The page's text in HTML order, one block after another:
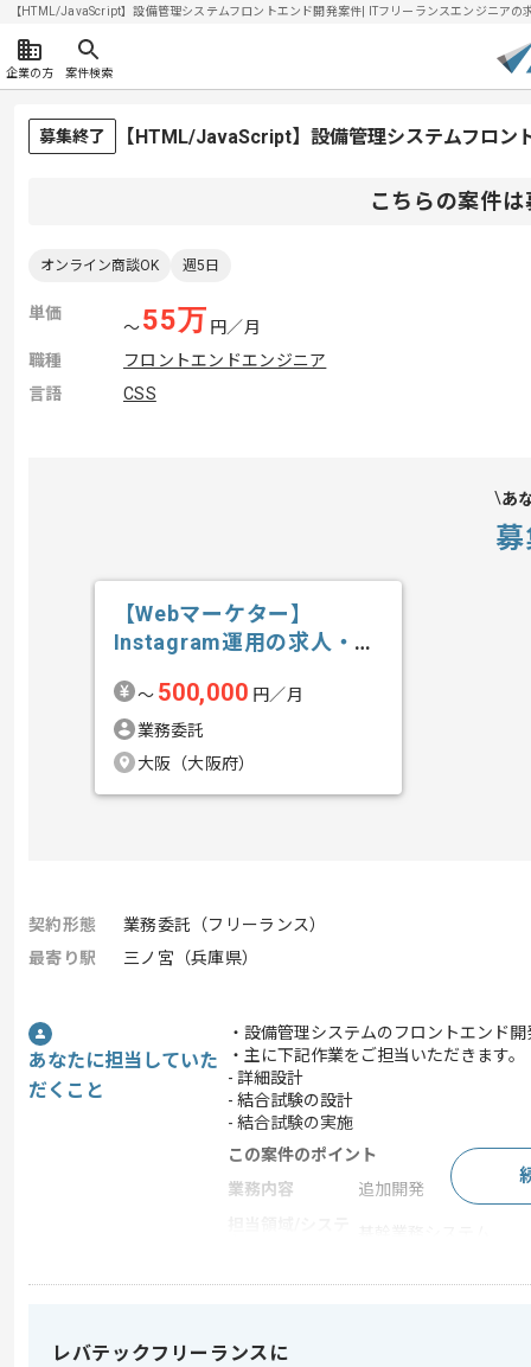
【HTML/JavaScript】設備管理システムフロントエンド開発案件| ITフリーランスエンジニア
企業の方 案件検索
募集終了 【HTML/JavaScript】設備管理システムフロン
こちらの案件
オンライン商談OK 週5日
単価
〜55万 円／月
職種
フロントエンドエンジニア
言語
CSS
あ
【Webマーケター】
Instagram運用の求人・案
〜 500,000 円／月
業務委託
大阪（大阪府）
契約形態
業務委託（フリーランス）
最寄り駅
三ノ宮（兵庫県）
あなたに担当していた
だくこと
・設備管理システムのフロントエンド
・主に下記作業をご担当いただきます。
- 詳細設計
- 結合試験の設計
- 結合試験の実施
この案件のポイント
業務内容
追加開発
レバテックフリーランスに